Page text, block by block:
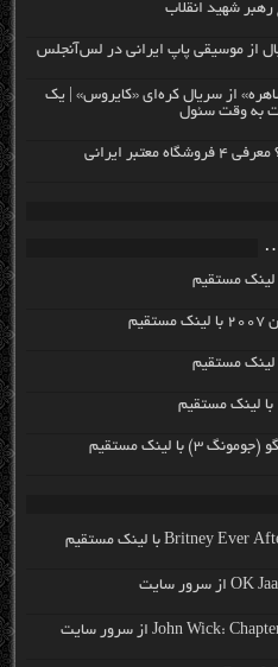
از موسیقی پاپ ایرانی در لس‌آنجلس
از سریال کره‌ای «کایروس» | یک
به وقت سئول
ایرانی
لینک مستقیم
لینک مستقیم
لینک مستقیم